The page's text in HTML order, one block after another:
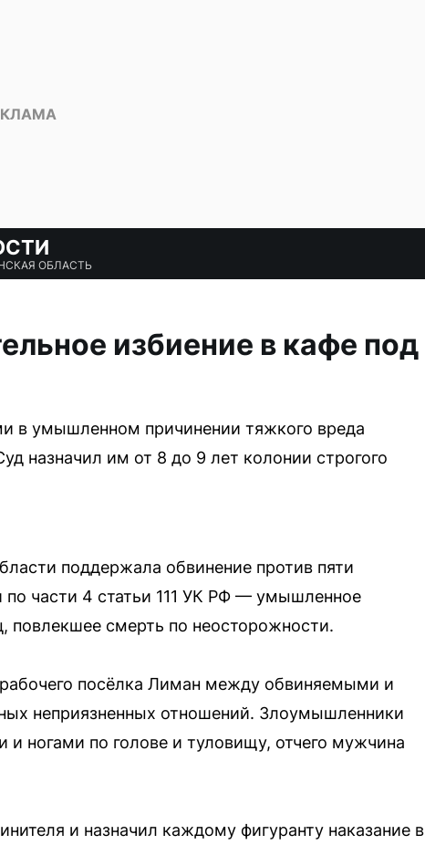
ОБЛАСТЬ
избиение в кафе под
в умышленном причинении тяжкого вреда
назначил им от 8 до 9 лет колонии строгого
поддержала обвинение против пяти
части 4 статьи 111 УК РФ — умышленное
повлекшее смерть по неосторожности.
посёлка Лиман между обвиняемыми и
неприязненных отношений. Злоумышленники
ногами по голове и туловищу, отчего мужчина
и назначил каждому фигуранту наказание в